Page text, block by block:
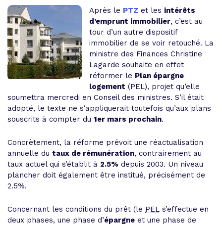
Après le PTZ et les intérêts
d’emprunt immobilier, c’est au
tour d’un autre dispositif
immobilier de se voir retouché. La
ministre des Finances Christine
Lagarde souhaite en effet
réformer le Plan épargne
logement (PEL), projet qu’elle
soumettra mercredi en Conseil des ministres. S’il était
adopté, le texte ne s’appliquerait toutefois qu’aux plans
souscrits à compter du 1er mars prochain.
Concrètement, la réforme prévoit une réactualisation
annuelle du taux de rémunération, contrairement au
taux actuel qui s’établit à 2.5% depuis 2003. Un niveau
plancher doit également être institué, précisément de
2.5%.
Concernant les conditions du prêt (le PEL s’effectue en
deux phases, une phase d’épargne et une phase de